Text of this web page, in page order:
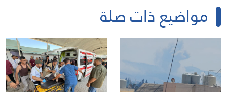
مواضيع ذات صلة